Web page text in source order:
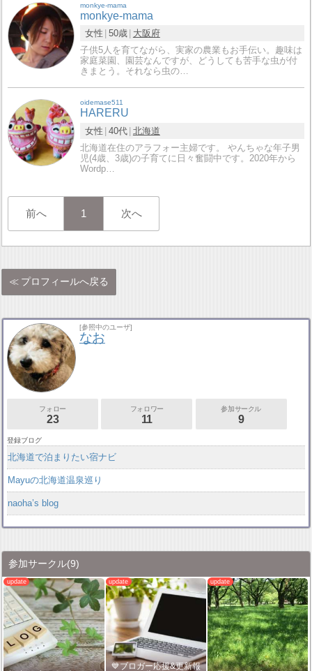
monkye-mama
monkye-mama
女性 50歳
大阪府
子供5人を育てながら、実家の農業もお手伝い。趣味は
家庭菜園、園芸なんですが、どうしても苦手な虫が付
きまとう。それなら虫の…
oidemase511
HARERU
女性 40代 北海道
北海道在住のアラフォー主婦です。 やんちゃな年子男
児(4歳、3歳)の子育てに日々奮闘中です。2020年から
Wordp…
前へ 1 次へ
プロフィールへ戻る
[参照中のユーザ]
なお
フォロー
23
フォロワー
11
参加サークル
9
登録ブログ
北海道で泊まりたい宿ナビ
Mayuの北海道温泉巡り
naoha’s blog
参加サークル(9)
💙ブロガー応援&更新報